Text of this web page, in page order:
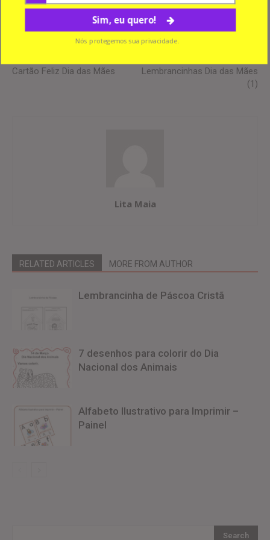
Cartão Feliz Dia das Mães
Lembrancinhas Dia das Mães
(1)
Lita Maia
RELATED ARTICLES MORE FROM AUTHOR
Lembrancinha de Páscoa Cristã
7 desenhos para colorir do Dia
Nacional dos Animais
Alfabeto Ilustrativo para Imprimir –
Painel
Sim, eu quero!
Nós protegemos sua privacidade.